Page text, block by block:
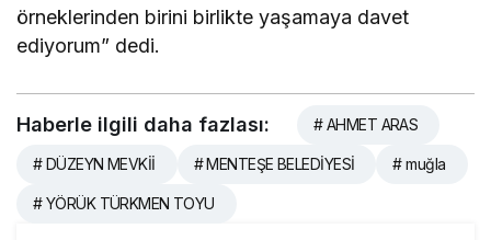
örneklerinden birini birlikte yaşamaya davet
ediyorum” dedi.
Haberle ilgili daha fazlası: # AHMET ARAS
# DÜZEYN MEVKİİ # MENTEŞE BELEDİYESİ # muğla
# YÖRÜK TÜRKMEN TOYU